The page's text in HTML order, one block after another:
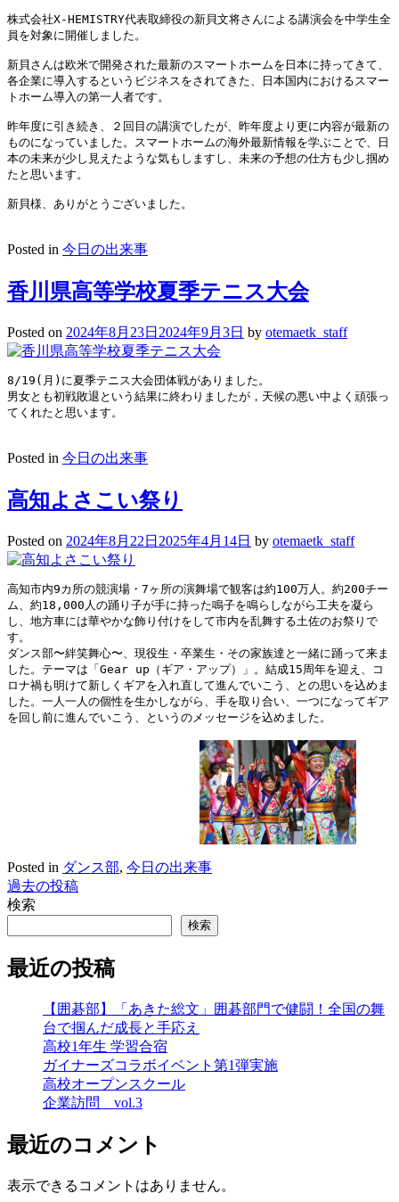
株式会社X-HEMISTRY代表取締役の新貝文将さんによる講演会を中学生全
員を対象に開催しました。
新貝さんは欧米で開発された最新のスマートホームを日本に持ってきて、
各企業に導入するというビジネスをされてきた、日本国内におけるスマー
トホーム導入の第一人者です。
昨年度に引き続き、２回目の講演でしたが、昨年度より更に内容が最新の
ものになっていました。スマートホームの海外最新情報を学ぶことで、日
本の未来が少し見えたような気もしますし、未来の予想の仕方も少し掴め
たと思います。
新貝様、ありがとうございました。
Posted in 今日の出来事
香川県高等学校夏季テニス大会
Posted on 2024年8月23日 2024年9月3日 by otemaetk_staff
8/19(月)に夏季テニス大会団体戦がありました。
男女とも初戦敗退という結果に終わりましたが，天候の悪い中よく頑張っ
てくれたと思います。
Posted in 今日の出来事
高知よさこい祭り
Posted on 2024年8月22日 2025年4月14日 by otemaetk_staff
高知市内9カ所の競演場・7ヶ所の演舞場で観客は約100万人。約200チー
ム、約18,000人の踊り子が手に持った鳴子を鳴らしながら工夫を凝ら
し、地方車には華やかな飾り付けをして市内を乱舞する土佐のお祭りで
す。
ダンス部〜絆笑舞心〜、現役生・卒業生・その家族達と一緒に踊って来ま
した。テーマは「Gear up（ギア・アップ）」。結成15周年を迎え、コ
ロナ禍も明けて新しくギアを入れ直して進んでいこう、との思いを込めま
した。一人一人の個性を生かしながら、手を取り合い、一つになってギア
を回し前に進んでいこう、というのメッセージを込めました。
Posted in ダンス部, 今日の出来事
投
稿
ビ
過去の投稿
検索
検索
最近の投稿
【囲碁部】「あきた総文」囲碁部門で健闘！全国の舞
台で掴んだ成長と手応え
高校1年生 学習合宿
ガイナーズコラボイベント第1弾実施
高校オープンスクール
企業訪問 vol.3
最近のコメント
表示できるコメントはありません。